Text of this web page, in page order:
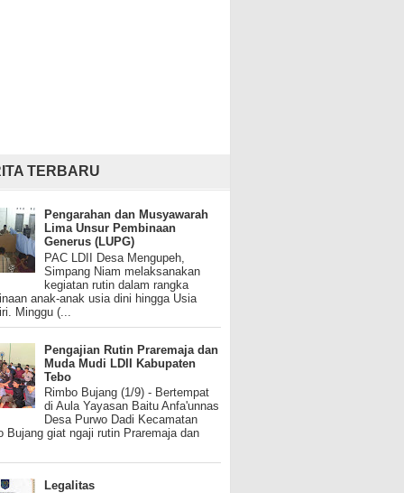
TERBARU
Pengarahan dan Musyawarah
Lima Unsur Pembinaan
Generus (LUPG)
PAC LDII Desa Mengupeh,
Simpang Niam melaksanakan
kegiatan rutin dalam rangka
anak-anak usia dini hingga Usia
Minggu (...
Pengajian Rutin Praremaja dan
Muda Mudi LDII Kabupaten
Tebo
Rimbo Bujang (1/9) - Bertempat
di Aula Yayasan Baitu Anfa'unnas
Desa Purwo Dadi Kecamatan
Bujang giat ngaji rutin Praremaja dan
Legalitas